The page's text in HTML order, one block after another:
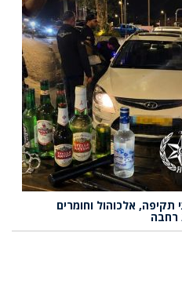
אלכוהול וחומרים
רחבה